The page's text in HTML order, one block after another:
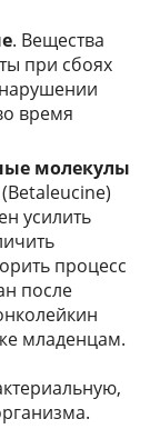
. Вещества
при сбоях
время
молекулы
усилить
процесс
после
младенцам.